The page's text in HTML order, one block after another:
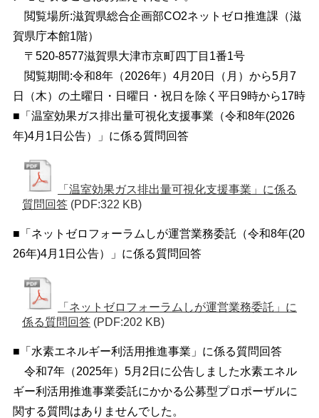
閲覧場所:滋賀県総合企画部CO2ネットゼロ推進課（滋
賀県庁本館1階）
〒520-8577滋賀県大津市京町四丁目1番1号
閲覧期間:令和8年（2026年）4月20日（月）から5月7
日（木）の土曜日・日曜日・祝日を除く平日9時から17時
■「温室効果ガス排出量可視化支援事業（令和8年(2026
年)4月1日公告）」に係る質問回答
「温室効果ガス排出量可視化支援事業」に係る
質問回答 (PDF:322 KB)
■「ネットゼロフォーラムしが運営業務委託（令和8年(20
26年)4月1日公告）」に係る質問回答
「ネットゼロフォーラムしが運営業務委託」に
係る質問回答 (PDF:202 KB)
■「水素エネルギー利活用推進事業」に係る質問回答
令和7年（2025年）5月2日に公告しました水素エネル
ギー利活用推進事業委託にかかる公募型プロポーザルに
関する質問はありませんでした。